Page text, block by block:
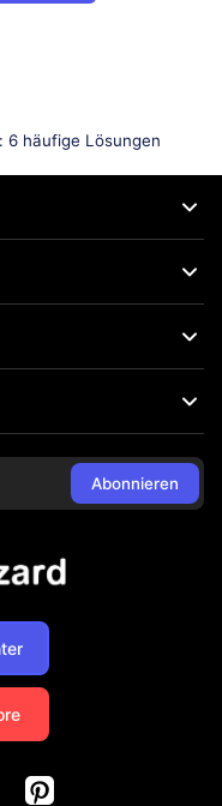
6 häufige Lösungen
Abonnieren